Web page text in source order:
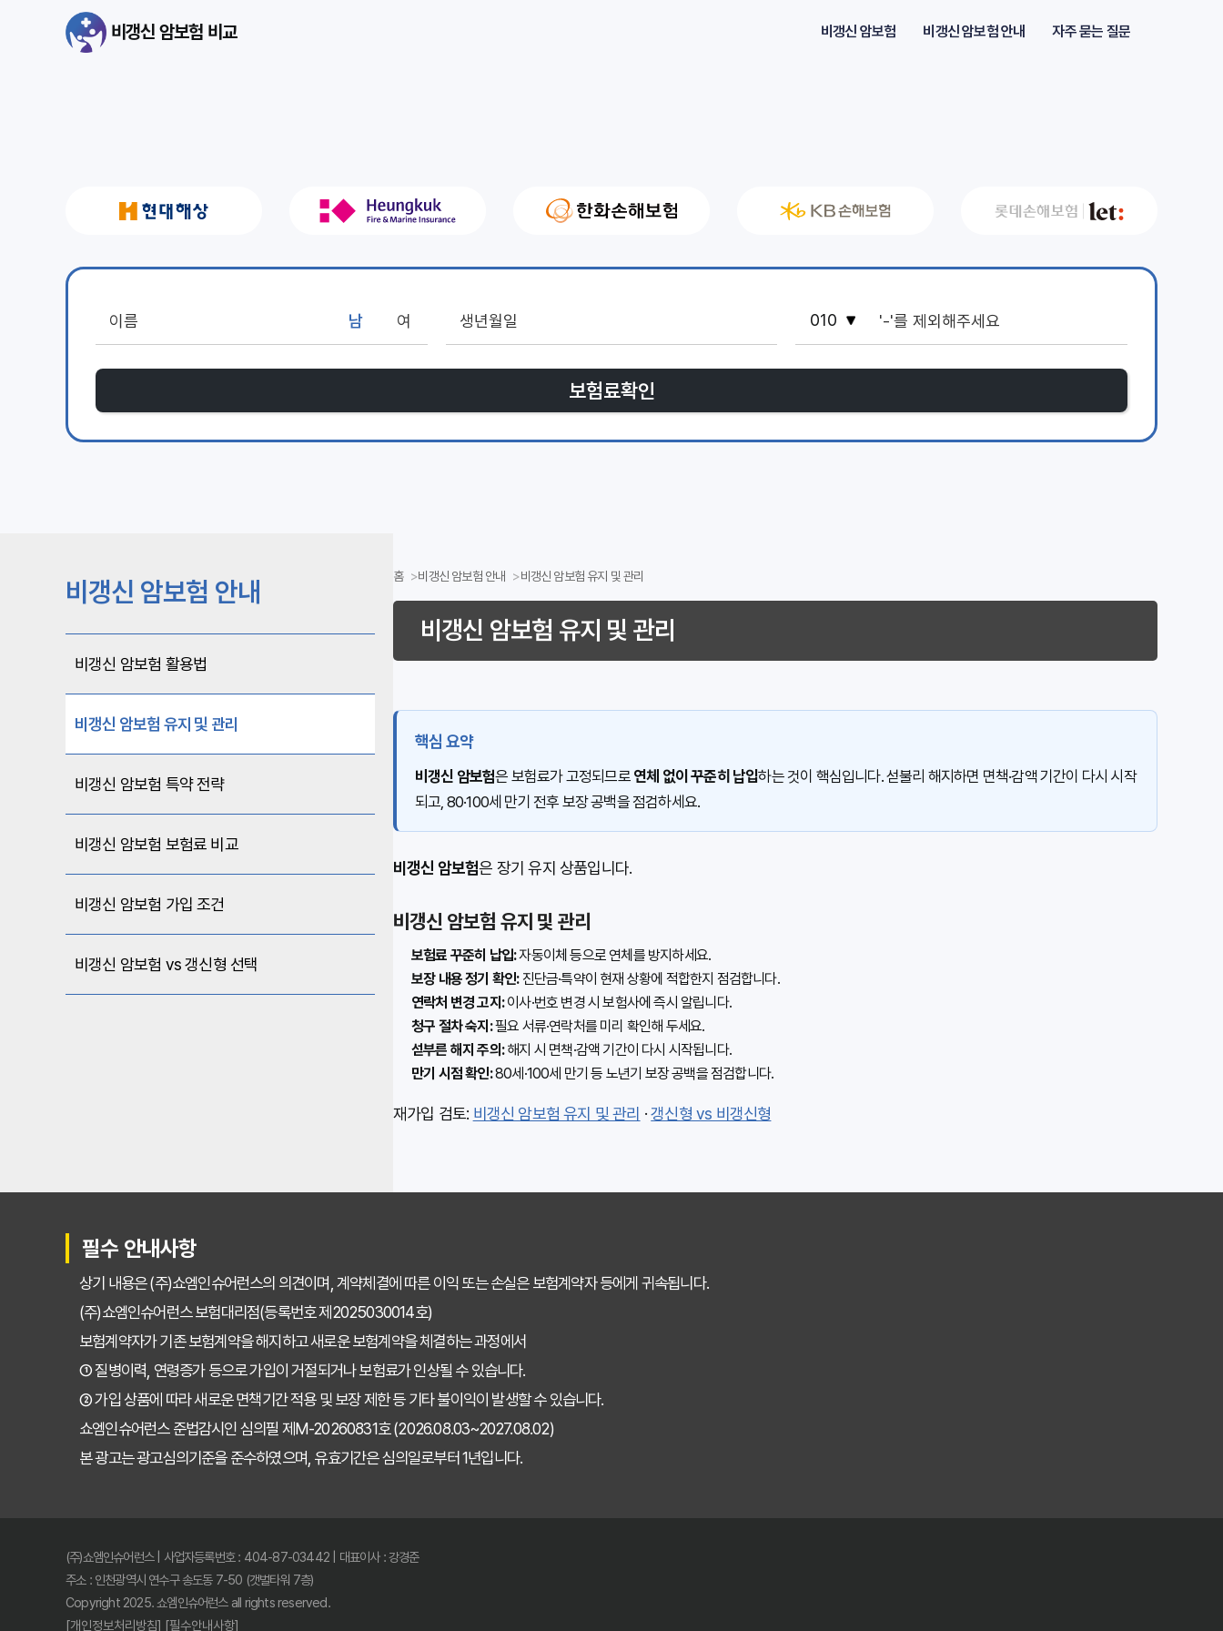
비갱신 암보험 비교 비갱신 암보험 비갱신 암보험 안내 자주 묻는 질문
남 여
보험료확인
비갱신 암보험 안내
비갱신 암보험 활용법
비갱신 암보험 유지 및 관리
비갱신 암보험 특약 전략
비갱신 암보험 보험료 비교
비갱신 암보험 가입 조건
비갱신 암보험 vs 갱신형 선택
홈 비갱신 암보험 안내 비갱신 암보험 유지 및 관리
비갱신 암보험 유지 및 관리
핵심 요약
비갱신 암보험은 보험료가 고정되므로 연체 없이 꾸준히 납입하는 것이 핵심입니다. 섣불리 해지하면 면책·감액 기간이 다시 시작
되고, 80·100세 만기 전후 보장 공백을 점검하세요.
비갱신 암보험은 장기 유지 상품입니다.
비갱신 암보험 유지 및 관리
보험료 꾸준히 납입:자동이체 등으로 연체를 방지하세요.
보장 내용 정기 확인:진단금·특약이 현재 상황에 적합한지 점검합니다.
연락처 변경 고지:이사·번호 변경 시 보험사에 즉시 알립니다.
청구 절차 숙지:필요 서류·연락처를 미리 확인해 두세요.
섣부른 해지 주의:해지 시 면책·감액 기간이 다시 시작됩니다.
만기 시점 확인:80세·100세 만기 등 노년기 보장 공백을 점검합니다.
재가입 검토: 비갱신 암보험 유지 및 관리 ·갱신형 vs 비갱신형
필수 안내사항
상기 내용은 (주)쇼엠인슈어런스의 의견이며, 계약체결에 따른 이익 또는 손실은 보험계약자 등에게 귀속됩니다.
(주)쇼엠인슈어런스 보험대리점(등록번호 제2025030014호)
보험계약자가 기존 보험계약을 해지하고 새로운 보험계약을 체결하는 과정에서
① 질병이력, 연령증가 등으로 가입이 거절되거나 보험료가 인상될 수 있습니다.
② 가입 상품에 따라 새로운 면책기간 적용 및 보장 제한 등 기타 불이익이 발생할 수 있습니다.
쇼엠인슈어런스 준법감시인 심의필 제M-20260831호 (2026.08.03~2027.08.02)
본 광고는 광고심의기준을 준수하였으며, 유효기간은 심의일로부터 1년입니다.
(주)쇼엠인슈어런스 | 사업자등록번호 : 404-87-03442 | 대표이사 : 강경준
주소 : 인천광역시 연수구 송도동 7-50 (갯벌타워 7층)
Copyright 2025. 쇼엠인슈어런스 all rights reserved.
[개인정보처리방침] [필수안내사항]